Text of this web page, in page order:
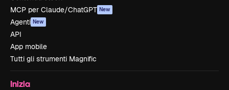
MCP per Claude/ChatGPT New
Agenti New
API
App mobile
Tutti gli strumenti Magnific
Inizia